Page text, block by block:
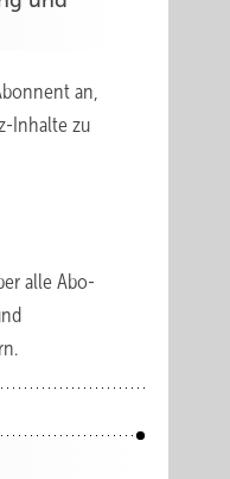
an,
Inhalte zu
alle Abo-